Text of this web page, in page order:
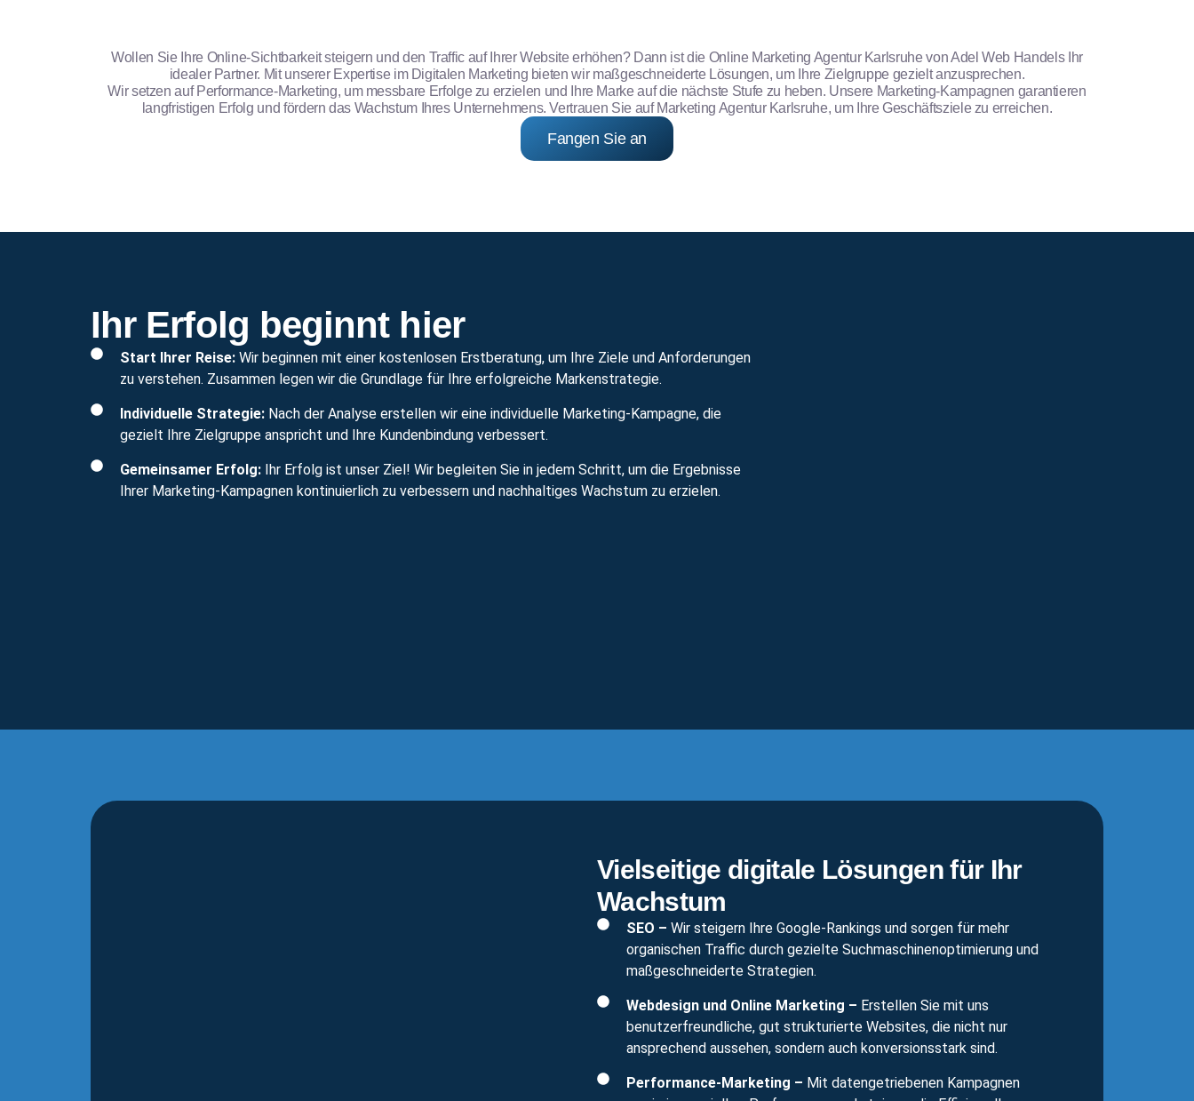
Wollen Sie Ihre Online-Sichtbarkeit steigern und den Traffic auf Ihrer Website erhöhen? Dann ist die Online Marketing Agentur Karlsruhe von Adel Web Handels Ihr
idealer Partner. Mit unserer Expertise im Digitalen Marketing bieten wir maßgeschneiderte Lösungen, um Ihre Zielgruppe gezielt anzusprechen.
Wir setzen auf Performance-Marketing, um messbare Erfolge zu erzielen und Ihre Marke auf die nächste Stufe zu heben. Unsere Marketing-Kampagnen garantieren
langfristigen Erfolg und fördern das Wachstum Ihres Unternehmens. Vertrauen Sie auf Marketing Agentur Karlsruhe, um Ihre Geschäftsziele zu erreichen.
Fangen Sie an
Ihr Erfolg beginnt hier
Start Ihrer Reise:Wir beginnen mit einer kostenlosen Erstberatung, um Ihre Ziele und Anforderungen
zu verstehen. Zusammen legen wir die Grundlage für Ihre erfolgreiche Markenstrategie.
Individuelle Strategie:Nach der Analyse erstellen wir eine individuelle Marketing-Kampagne, die
gezielt Ihre Zielgruppe anspricht und Ihre Kundenbindung verbessert.
Gemeinsamer Erfolg:Ihr Erfolg ist unser Ziel! Wir begleiten Sie in jedem Schritt, um die Ergebnisse
Ihrer Marketing-Kampagnen kontinuierlich zu verbessern und nachhaltiges Wachstum zu erzielen.
Vielseitige digitale Lösungen für Ihr
Wachstum
SEO – Wir steigern Ihre Google-Rankings und sorgen für mehr
organischen Traffic durch gezielte Suchmaschinenoptimierung und
maßgeschneiderte Strategien.
Webdesign und Online Marketing – Erstellen Sie mit uns
benutzerfreundliche, gut strukturierte Websites, die nicht nur
ansprechend aussehen, sondern auch konversionsstark sind.
Performance-Marketing – Mit datengetriebenen Kampagnen